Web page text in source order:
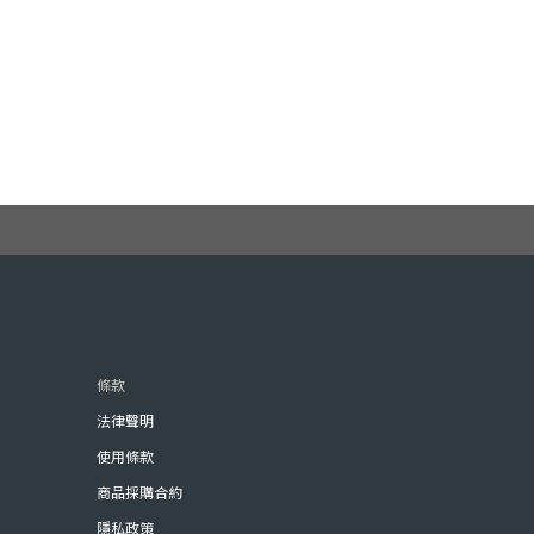
條款
法律聲明
使用條款
商品採購合約
隱私政策